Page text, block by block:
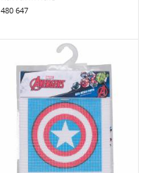
480 647